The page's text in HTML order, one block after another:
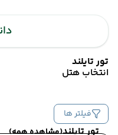
تور تایلند
تور تایلند(مشاهده همه)
انتخاب هتل
فیلتر ها